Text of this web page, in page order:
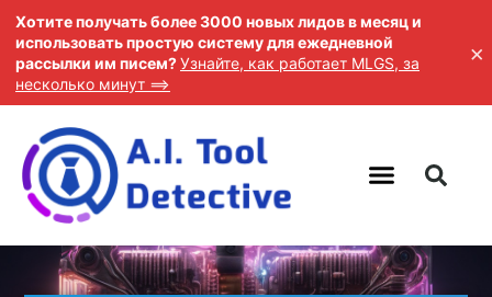
Хотите получать более 3000 новых лидов в месяц и
использовать простую систему для ежедневной
рассылки им писем?Узнайте, как работает MLGS, за
несколько минут ==>
×